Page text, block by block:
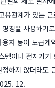
용관계가 있는
칭을 사용하기
용자 등이 도급
템이나 전자기
하지 않더라도
12.